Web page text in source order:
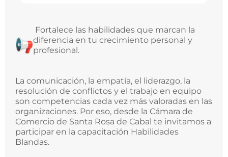
Fortalece las habilidades que marcan la
diferencia en tu crecimiento personal y
profesional.
La comunicación, la empatía, el liderazgo, la
resolución de conflictos y el trabajo en equipo
son competencias cada vez más valoradas en las
organizaciones. Por eso, desde la Cámara de
Comercio de Santa Rosa de Cabal te invitamos a
participar en la capacitación Habilidades
Blandas.